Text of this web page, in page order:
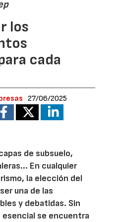
los
cada
27/06/2025
de subsuelo,
En cualquier
la elección del
una de las
y debatidas. Sin
esencial se encuentra